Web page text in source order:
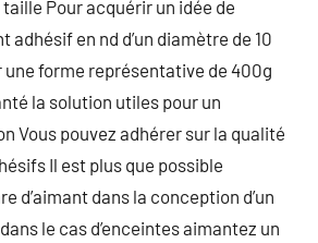
Pour acquérir un idée de
adhésif en nd d’un diamètre de 10
forme représentative de 400g
la solution utiles pour un
Vous pouvez adhérer sur la qualité
Il est plus que possible
d’aimant dans la conception d’un
le cas d’enceintes aimantez un